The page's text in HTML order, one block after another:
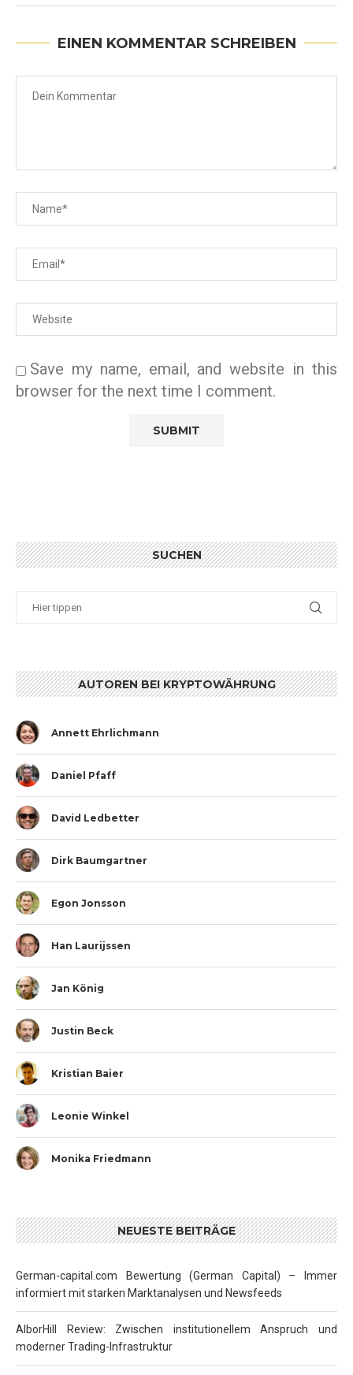
EINEN KOMMENTAR SCHREIBEN
Save my name, email, and website in this
browser for the next time I comment.
SUCHEN
AUTOREN BEI KRYPTOWÄHRUNG
Annett Ehrlichmann
Daniel Pfaff
David Ledbetter
Dirk Baumgartner
Egon Jonsson
Han Laurijssen
Jan König
Justin Beck
Kristian Baier
Leonie Winkel
Monika Friedmann
NEUESTE BEITRÄGE
German-capital.com Bewertung (German Capital) – Immer
informiert mit starken Marktanalysen und Newsfeeds
AlborHill Review: Zwischen institutionellem Anspruch und
moderner Trading-Infrastruktur